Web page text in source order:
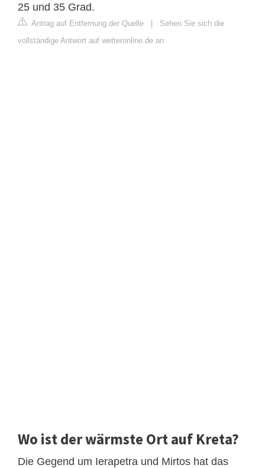
25 und 35 Grad.
Antrag auf Entfernung der Quelle | Sehen Sie sich die
vollständige Antwort auf wetteronline.de an
Wo ist der wärmste Ort auf Kreta?
Die Gegend um Ierapetra und Mirtos hat das